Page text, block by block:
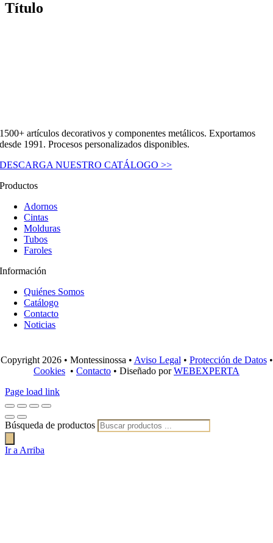
Título
1500+ artículos decorativos y componentes metálicos. Exportamos
desde 1991. Procesos personalizados disponibles.
DESCARGA NUESTRO CATÁLOGO >>
Productos
Adornos
Cintas
Molduras
Tubos
Faroles
Información
Quiénes Somos
Catálogo
Contacto
Noticias
Copyright 2026 • Montessinossa • Aviso Legal • Protección de Datos•
Cookies • Contacto • Diseñado porWEBEXPERTA
Page load link
Búsqueda de productos
Ir a Arriba